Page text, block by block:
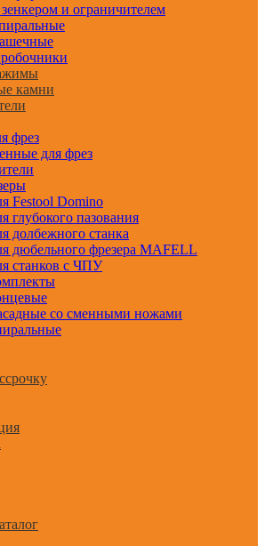
и ограничителем
камни
фрез
для фрез
Festool Domino
глубокого пазования
долбежного станка
дюбельного фрезера MAFELL
станков с ЧПУ
со сменными ножами